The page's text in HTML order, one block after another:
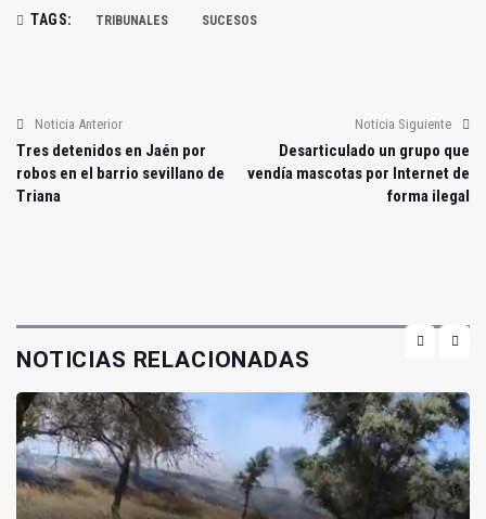
TAGS: TRIBUNALES SUCESOS
Noticia Anterior
Tres detenidos en Jaén por
robos en el barrio sevillano de
Triana
Noticia Siguiente
Desarticulado un grupo que
vendía mascotas por Internet de
forma ilegal
NOTICIAS RELACIONADAS